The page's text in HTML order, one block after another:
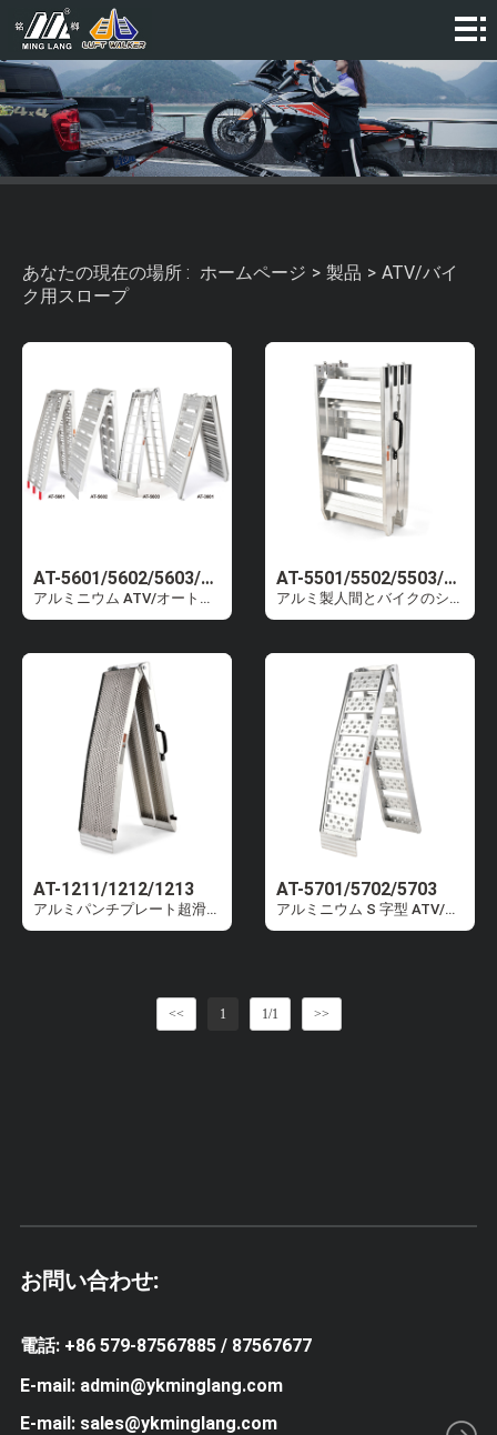
ホ
ー
ム
ペ
私
た
ち
製
品
ビ
あなたの現在の場所 : ホームページ > 製品 > ATV/バイ
ク用スロープ
AT-5601/5602/5603/3601
アルミニウム ATV/オートバイ用スロープ
AT-5501/5502/5503/5505
アルミ製人間とバイクのシンクロランプ
AT-1211/1212/1213
アルミパンチプレート超滑り止めATV/バイク用ランプ
AT-5701/5702/5703
アルミニウム S 字型 ATV/バイク用スロープ
<< 1 1/1 >>
お問い合わせ:
電話: +86 579-87567885 / 87567677
E-mail: admin@ykminglang.com
E-mail: sales@ykminglang.com